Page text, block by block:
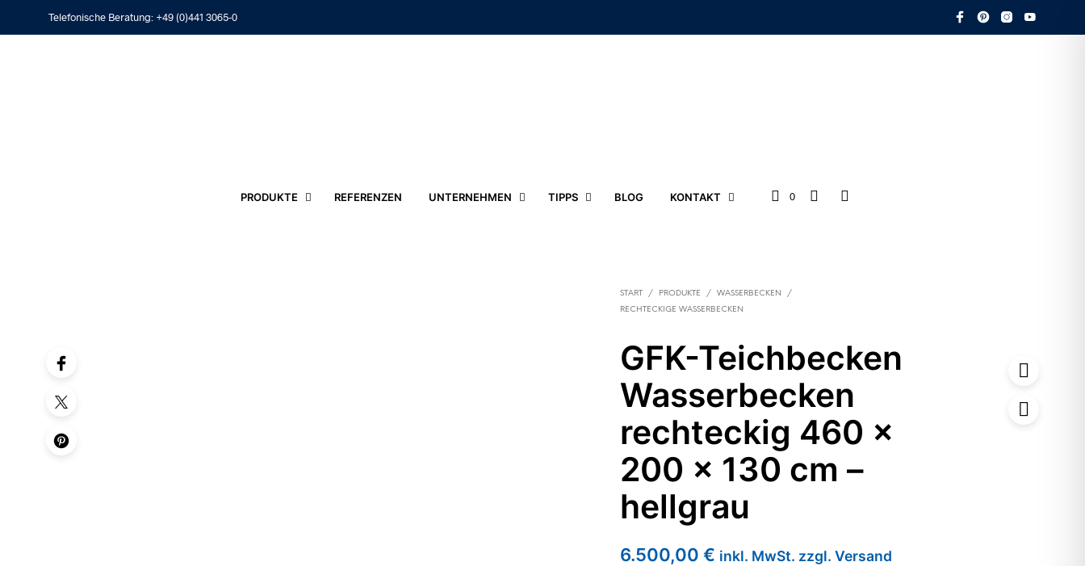
Telefonische Beratung: +49 (0)441 3065-0
PRODUKTE REFERENZEN UNTERNEHMEN TIPPS BLOG KONTAKT 0
START / PRODUKTE / WASSERBECKEN
/
RECHTECKIGE WASSERBECKEN
GFK-Teichbecken
Wasserbecken
rechteckig 460 x
200 x 130 cm –
hellgrau
6.500,00€ inkl. MwSt. zzgl. Versand